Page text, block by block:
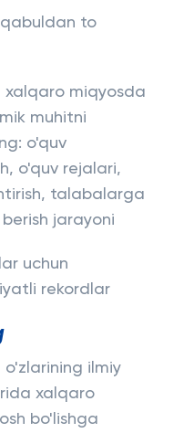
qabuldan to
xalqaro miqyosda
muhitni
o'quv
o'quv rejalari,
talabalarga
jarayoni
uchun
rekordlar
ilmiy
xalqaro
bo'lishga